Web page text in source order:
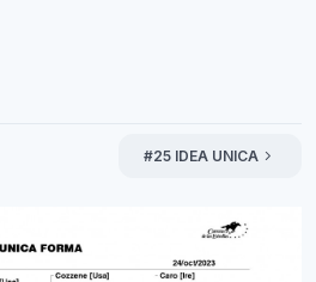
#25 IDEA UNICA